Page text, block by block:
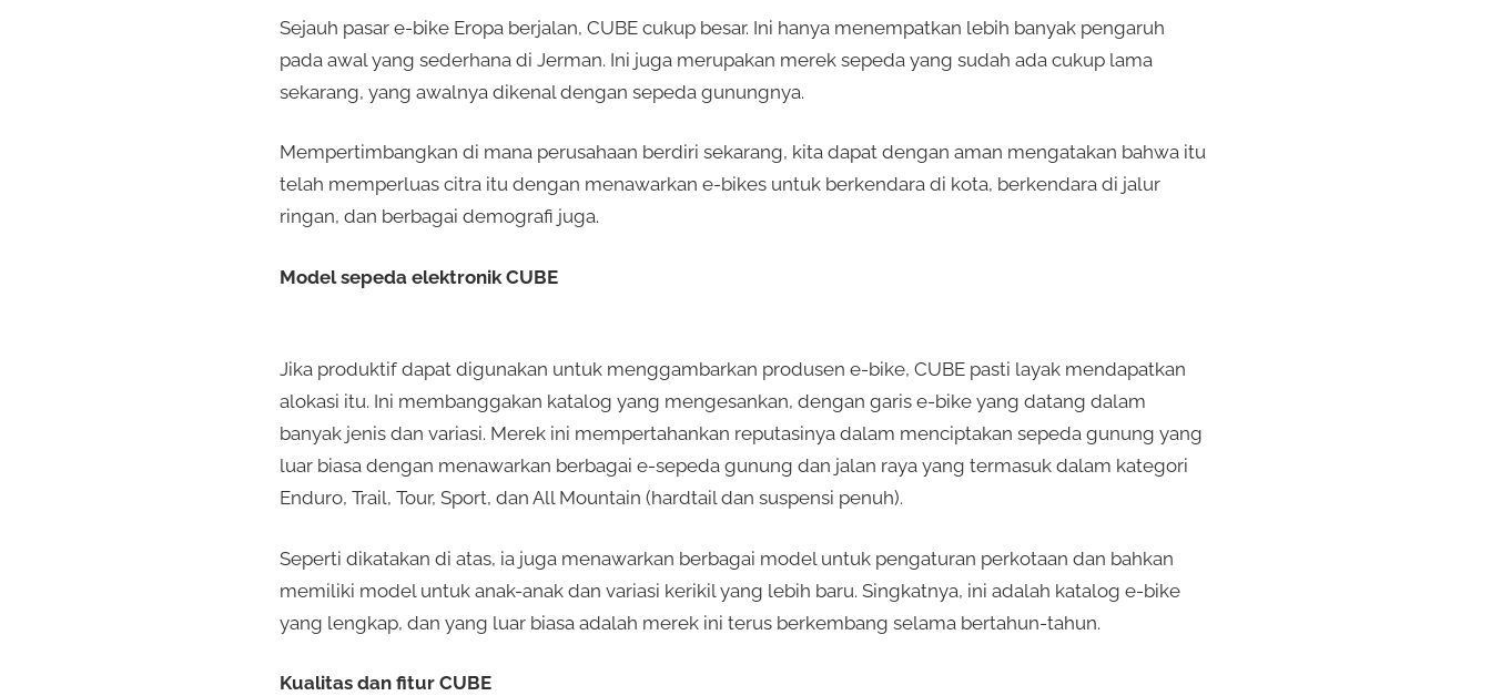
Sejauh pasar e-bike Eropa berjalan, CUBE cukup besar. Ini hanya menempatkan lebih banyak pengaruh
pada awal yang sederhana di Jerman. Ini juga merupakan merek sepeda yang sudah ada cukup lama
sekarang, yang awalnya dikenal dengan sepeda gunungnya.
Mempertimbangkan di mana perusahaan berdiri sekarang, kita dapat dengan aman mengatakan bahwa itu
telah memperluas citra itu dengan menawarkan e-bikes untuk berkendara di kota, berkendara di jalur
ringan, dan berbagai demografi juga.
Model sepeda elektronik CUBE
Jika produktif dapat digunakan untuk menggambarkan produsen e-bike, CUBE pasti layak mendapatkan
alokasi itu. Ini membanggakan katalog yang mengesankan, dengan garis e-bike yang datang dalam
banyak jenis dan variasi. Merek ini mempertahankan reputasinya dalam menciptakan sepeda gunung yang
luar biasa dengan menawarkan berbagai e-sepeda gunung dan jalan raya yang termasuk dalam kategori
Enduro, Trail, Tour, Sport, dan All Mountain (hardtail dan suspensi penuh).
Seperti dikatakan di atas, ia juga menawarkan berbagai model untuk pengaturan perkotaan dan bahkan
memiliki model untuk anak-anak dan variasi kerikil yang lebih baru. Singkatnya, ini adalah katalog e-bike
yang lengkap, dan yang luar biasa adalah merek ini terus berkembang selama bertahun-tahun.
Kualitas dan fitur CUBE